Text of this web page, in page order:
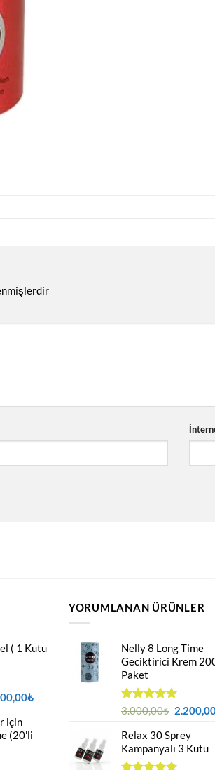
( 1 Kutu
₺Şu
için
(20'li
YORUMLANAN ÜRÜNLER
Nelly 8 Long Time
Geciktirici Krem
Paket
5 üzerinden
aldı
3.000,00₺ Orijinal
Relax 30 Sprey
Kampanyalı 3 Kutu